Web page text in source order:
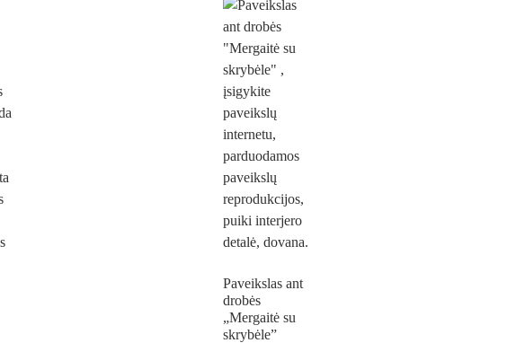
Paveikslas ant
drobės
„Mergaitė su
skrybėle”